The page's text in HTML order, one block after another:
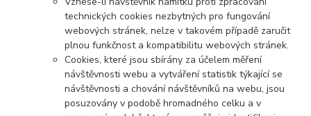
technických cookies nezbytných pro fungování
webových stránek, nelze v takovém případě zaručit
plnou funkčnost a kompatibilitu webových stránek.
Cookies, které jsou sbírány za účelem měření
návštěvnosti webu a vytváření statistik týkající se
návštěvnosti a chování návštěvníků na webu, jsou
posuzovány v podobě hromadného celku a v